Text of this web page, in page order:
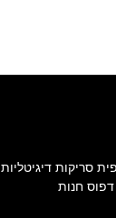
סריקות דיגיטליות
דפוס חנות